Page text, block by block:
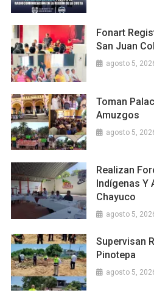
Fonart
San Juan
agosto 5,
Toman
Amuzgos
agosto 5,
Realizan
Indígenas Y
Chayuco
agosto 5,
Supervisan
Pinotepa
agosto 5,